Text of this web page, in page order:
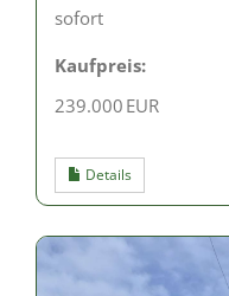
sofort
Kaufpreis:
239.000 EUR
Details